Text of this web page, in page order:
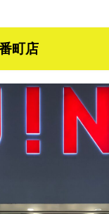
町店